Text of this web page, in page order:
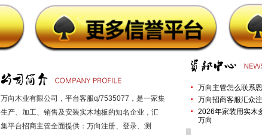
万向木业有限公司，平台客服q/7535077，是一家集
生产、加工、销售及安装实木地板的知名企业，汇
集平台招商主管全面提供：万向注册、登录、测
万向主管怎么联系
万向招商客服汇众
2026年家装用实木
万向